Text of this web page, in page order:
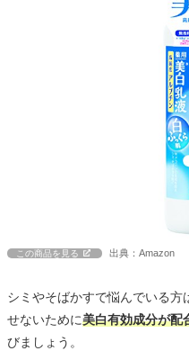
この商品を見る 出典：Amazon
シミやそばかすで悩んでいる方
せないために美白有効成分が配
びましょう。